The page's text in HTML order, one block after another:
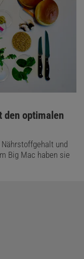
optimalen
und
Big Mac haben sie